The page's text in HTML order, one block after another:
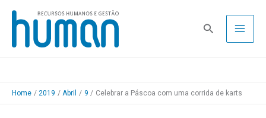
Skip
content
Pesquisa
Home 2019 Abril 9 Celebrar a Páscoa com uma corrida de karts